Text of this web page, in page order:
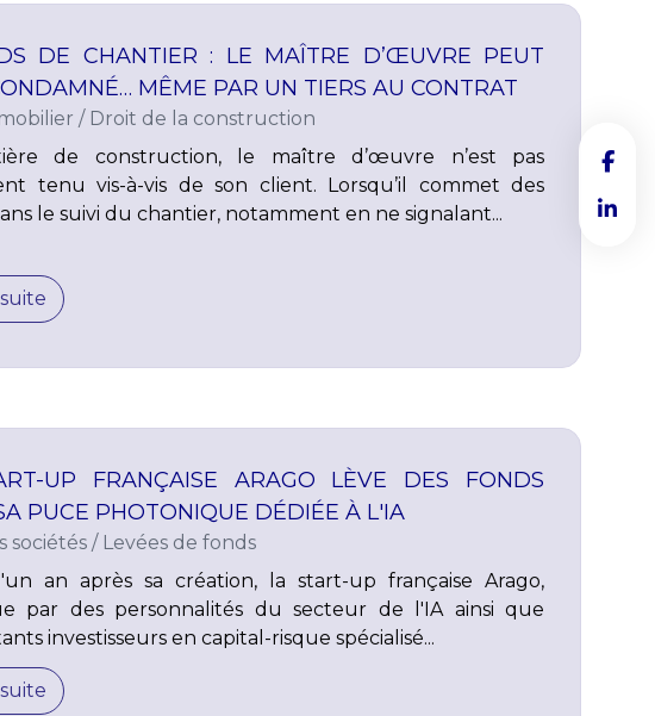
DE CHANTIER : LE MAÎTRE D’ŒUVRE PEUT
MÊME PAR UN TIERS AU CONTRAT
/ Droit de la construction
de construction, le maître d’œuvre n’est pas
tenu vis-à-vis de son client. Lorsqu’il commet des
le suivi du chantier, notamment en ne signalant...
UP FRANÇAISE ARAGO LÈVE DES FONDS
PUCE PHOTONIQUE DÉDIÉE À L'IA
sociétés / Levées de fonds
an après sa création, la start-up française Arago,
par des personnalités du secteur de l'IA ainsi que
investisseurs en capital-risque spécialisé...